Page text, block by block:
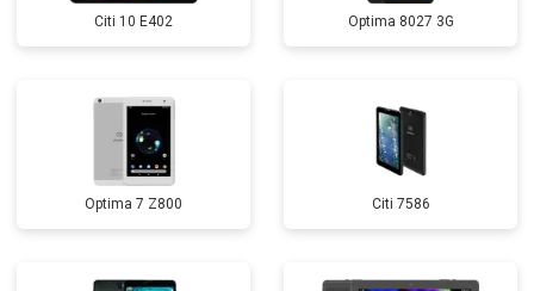
Citi 10 E402 Optima 8027 3G
Optima 7 Z800 Citi 7586